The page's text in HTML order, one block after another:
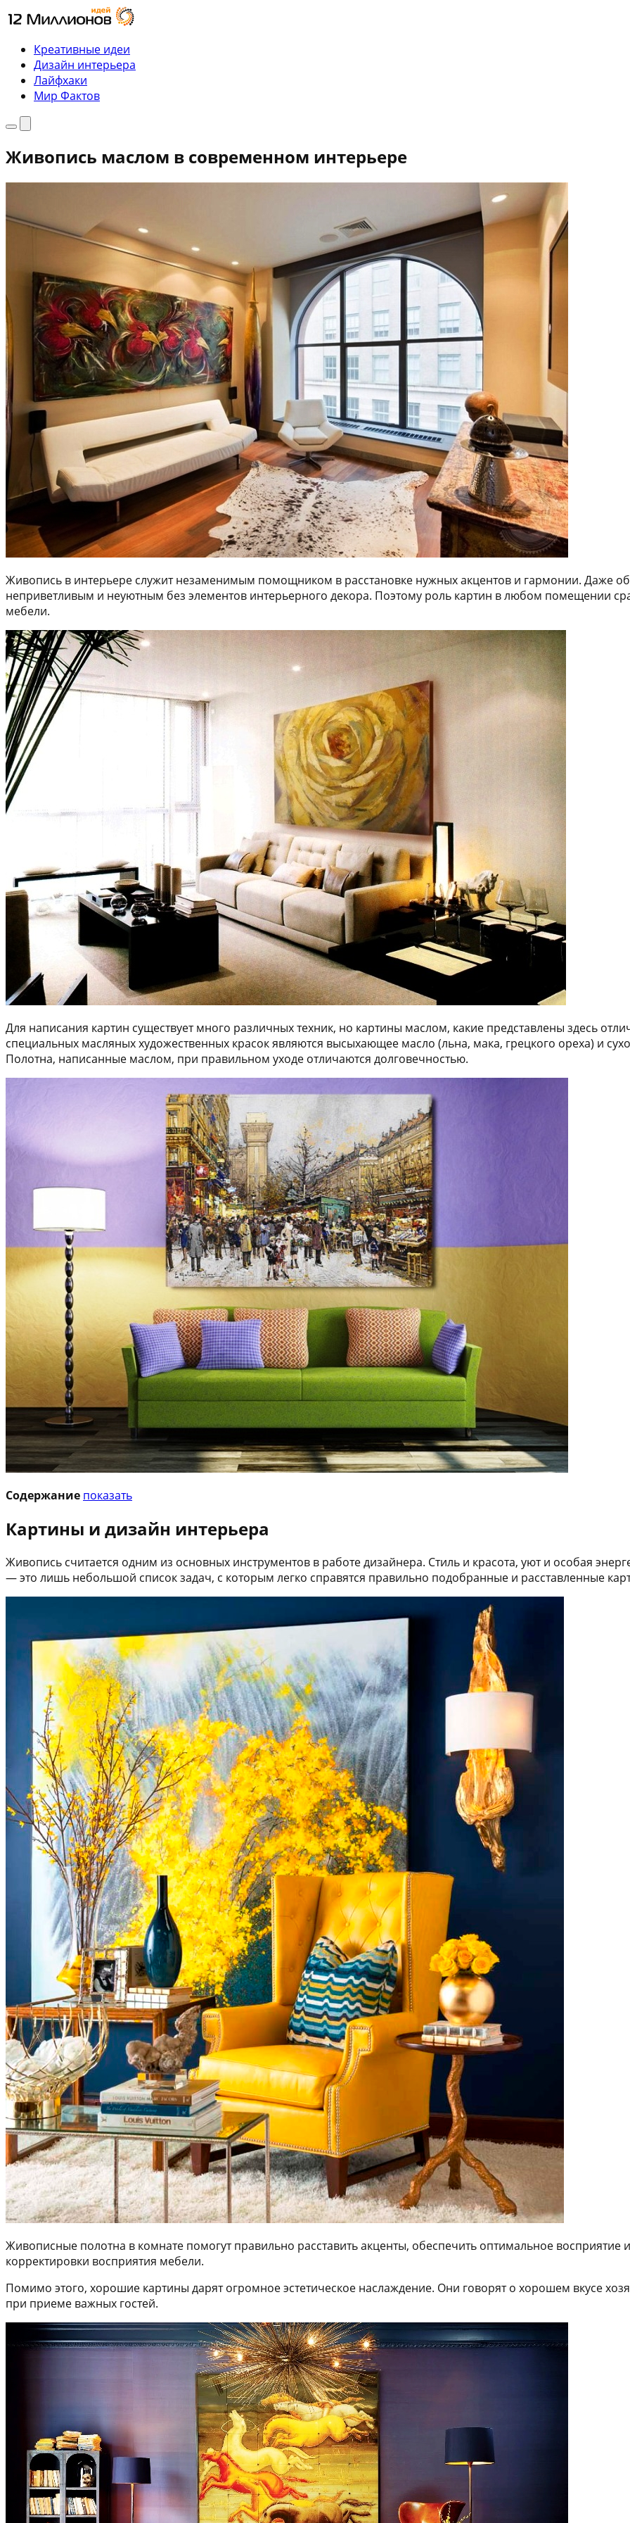
Перейти
к
содержимому
Креативные идеи
Дизайн интерьера
Лайфхаки
Мир Фактов
МенюПоиск
Живопись маслом в современном интерьере
Живопись в интерьере служит незаменимым помощником в расстановке нужных акцентов и гармонии. Даже
неприветливым и неуютным без элементов интерьерного декора. Поэтому роль картин в любом помещении
мебели.
Для написания картин существует много различных техник, но картины маслом, какие представлены здесь
специальных масляных художественных красок являются высыхающее масло (льна, мака, грецкого ореха) и
Полотна, написанные маслом, при правильном уходе отличаются долговечностью.
Содержание показать
Картины и дизайн интерьера
Живопись считается одним из основных инструментов в работе дизайнера. Стиль и красота, уют и особая
— это лишь небольшой список задач, с которым легко справятся правильно подобранные и расставленные
Живописные полотна в комнате помогут правильно расставить акценты, обеспечить оптимальное
корректировки восприятия мебели.
Помимо этого, хорошие картины дарят огромное эстетическое наслаждение. Они говорят о хорошем вкусе
при приеме важных гостей.